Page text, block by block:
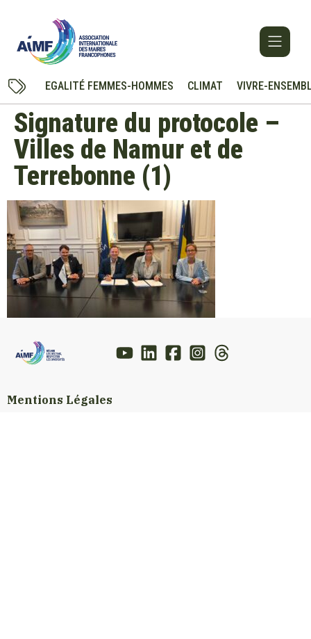
EGALITÉ FEMMES-HOMMES CLIMAT VIVRE-
Signature du protocole –
Villes de Namur et de
Terrebonne (1)
Mentions Légales